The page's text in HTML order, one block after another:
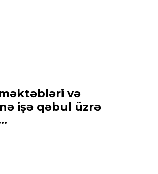
və
işə qəbul üzrə